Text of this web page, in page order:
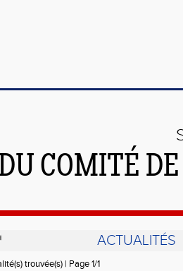
COMITÉ
ACTUALITÉS
trouvée(s) | Page 1/1